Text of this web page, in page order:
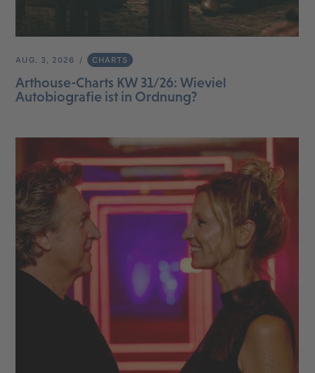
AUG. 3, 2026 CHARTS
Arthouse-Charts KW 31/26: Wieviel
Autobiografie ist in Ordnung?